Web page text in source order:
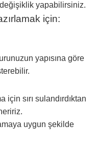
değişiklik yapabilirsiniz.
için:
yapısına göre
için sırı sulandırdıktan
uygun şekilde